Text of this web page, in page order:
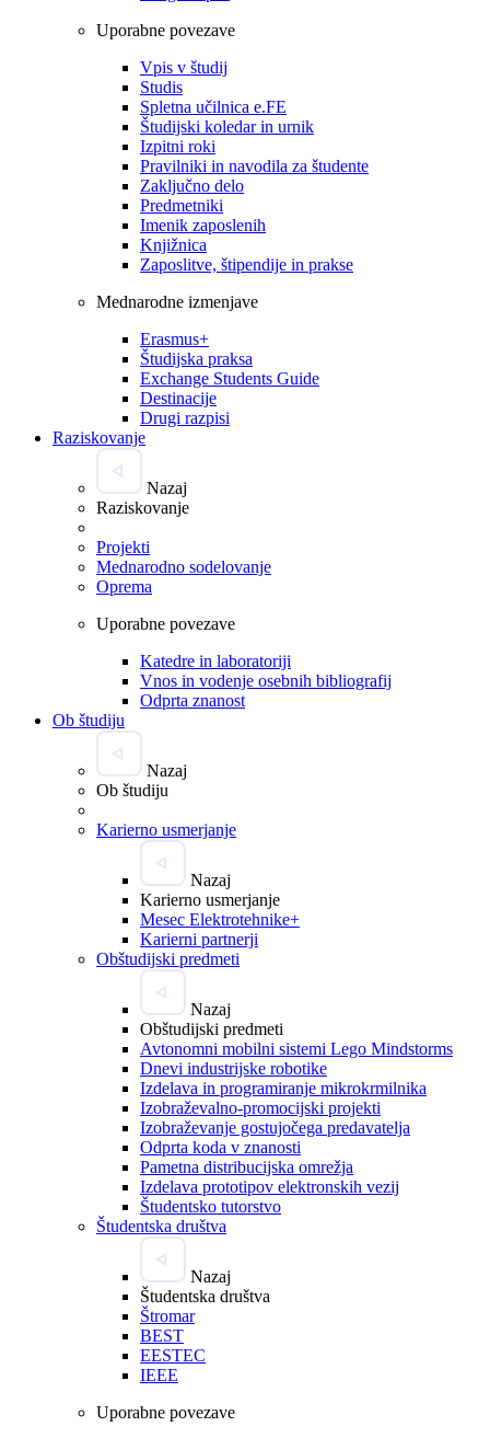
Uporabne povezave
Vpis v študij
Studis
Spletna učilnica e.FE
Študijski koledar in urnik
Izpitni roki
Pravilniki in navodila za študente
Zaključno delo
Predmetniki
Imenik zaposlenih
Knjižnica
Zaposlitve, štipendije in prakse
Mednarodne izmenjave
Erasmus+
Študijska praksa
Exchange Students Guide
Destinacije
Drugi razpisi
Raziskovanje
Nazaj
Raziskovanje
Projekti
Mednarodno sodelovanje
Oprema
Uporabne povezave
Katedre in laboratoriji
Vnos in vodenje osebnih bibliografij
Odprta znanost
Ob študiju
Nazaj
Ob študiju
Karierno usmerjanje
Nazaj
Karierno usmerjanje
Mesec Elektrotehnike+
Karierni partnerji
Obštudijski predmeti
Nazaj
Obštudijski predmeti
Avtonomni mobilni sistemi Lego Mindstorms
Dnevi industrijske robotike
Izdelava in programiranje mikrokrmilnika
Izobraževalno-promocijski projekti
Izobraževanje gostujočega predavatelja
Odprta koda v znanosti
Pametna distribucijska omrežja
Izdelava prototipov elektronskih vezij
Študentsko tutorstvo
Študentska društva
Nazaj
Študentska društva
Štromar
BEST
EESTEC
IEEE
Uporabne povezave